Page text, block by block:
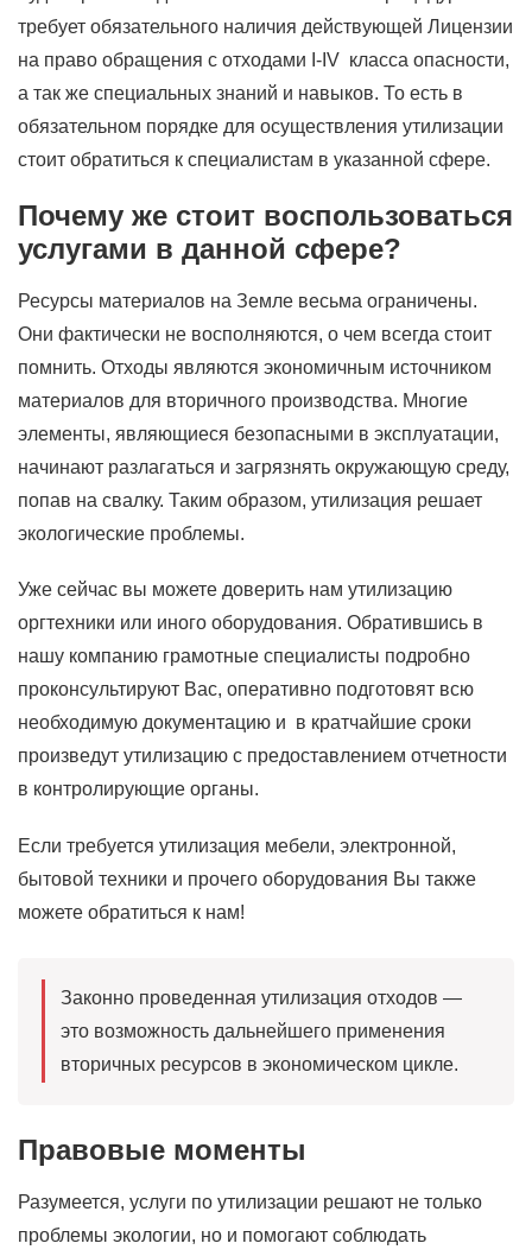
требует обязательного наличия действующей Лицензии
на право обращения с отходами I-IV класса опасности,
а так же специальных знаний и навыков. То есть в
обязательном порядке для осуществления утилизации
стоит обратиться к специалистам в указанной сфере.
Почему же стоит воспользоваться
услугами в данной сфере?
Ресурсы материалов на Земле весьма ограничены.
Они фактически не восполняются, о чем всегда стоит
помнить. Отходы являются экономичным источником
материалов для вторичного производства. Многие
элементы, являющиеся безопасными в эксплуатации,
начинают разлагаться и загрязнять окружающую среду,
попав на свалку. Таким образом, утилизация решает
экологические проблемы.
Уже сейчас вы можете доверить нам утилизацию
оргтехники или иного оборудования. Обратившись в
нашу компанию грамотные специалисты подробно
проконсультируют Вас, оперативно подготовят всю
необходимую документацию и в кратчайшие сроки
произведут утилизацию с предоставлением отчетности
в контролирующие органы.
Если требуется утилизация мебели, электронной,
бытовой техники и прочего оборудования Вы также
можете обратиться к нам!
Законно проведенная утилизация отходов —
это возможность дальнейшего применения
вторичных ресурсов в экономическом цикле.
Правовые моменты
Разумеется, услуги по утилизации решают не только
проблемы экологии, но и помогают соблюдать